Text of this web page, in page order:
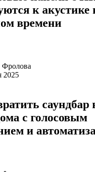
к
времени
2025
саундбар
с голосовым
и